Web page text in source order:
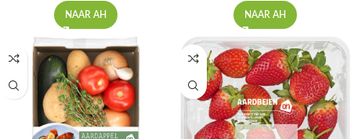
NAAR AH NAAR AH